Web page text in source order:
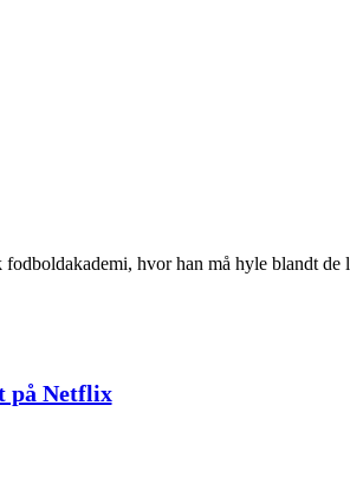
hvor han må hyle blandt de
på Netflix